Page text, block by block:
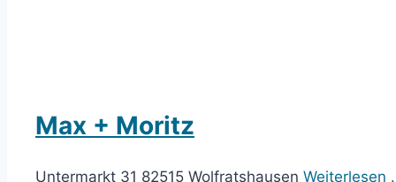
Max + Moritz
Untermarkt 31 82515 Wolfratshausen Weiterlesen